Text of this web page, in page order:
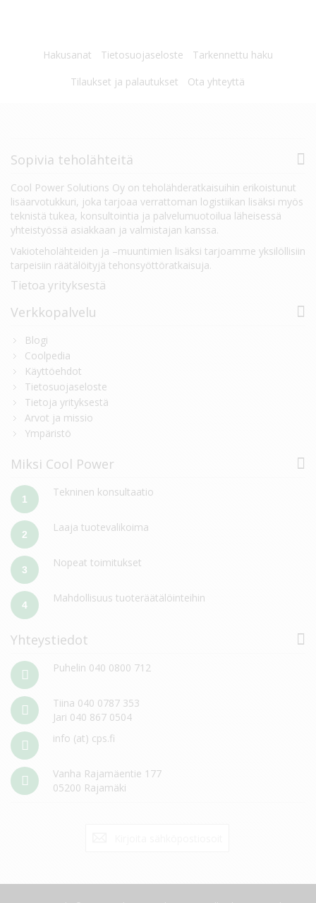
Hakusanat Tietosuojaseloste
Tarkennettu haku
Tilaukset ja palautukset
Ota yhteyttä
Sopivia teholähteitä
Cool Power Solutions Oy on teholähderatkaisuihin erikoistunut
lisäarvotukkuri, joka tarjoaa verrattoman logistiikan lisäksi myös
teknistä tukea, konsultointia ja palvelumuotoilua läheisessä
yhteistyössä asiakkaan ja valmistajan kanssa.
Vakioteholähteiden ja –muuntimien lisäksi tarjoamme yksilöllisiin
tarpeisiin räätälöityjä tehonsyöttöratkaisuja.
Tietoa yrityksestä
Verkkopalvelu
Blogi
Coolpedia
Käyttöehdot
Tietosuojaseloste
Tietoja yrityksestä
Arvot ja missio
Ympäristö
Miksi Cool Power
1
Tekninen konsultaatio
2
Laaja tuotevalikoima
3
Nopeat toimitukset
4
Mahdollisuus tuoteräätälöinteihin
Yhteystiedot
Puhelin 040 0800 712
Tiina 040 0787 353
Jari 040 867 0504
info (at) cps.fi
Vanha Rajamäentie 177
05200 Rajamäki